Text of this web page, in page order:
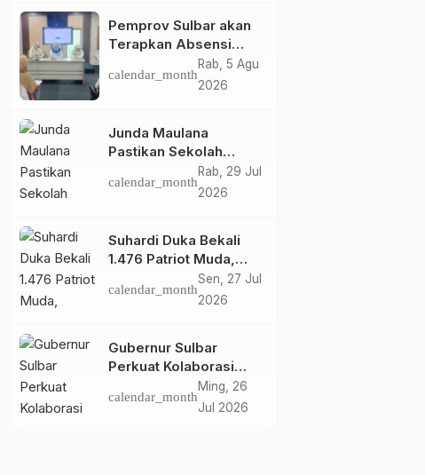
Pemprov Sulbar akan
Terapkan Absensi
Online untuk ASN
calendar_month
Rab, 5 Agu
2026
Junda Maulana
Pastikan Sekolah
Rakyat Mamuju Siap
Digunakan
calendar_month
Rab, 29 Jul
2026
Suhardi Duka Bekali
1.476 Patriot Muda,
Dorong Hasil Riset Jadi
Dasar Kebijakan
calendar_month
Sen, 27 Jul
2026
Gubernur Sulbar
Perkuat Kolaborasi
Riset dengan BRIN
untuk Mendukung
calendar_month
Ming, 26
Jul 2026